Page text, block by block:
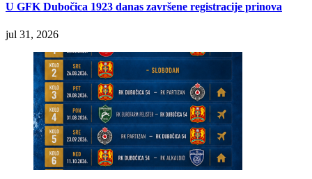
U GFK Dubočica 1923 danas završene registracije prinova
jul 31, 2026